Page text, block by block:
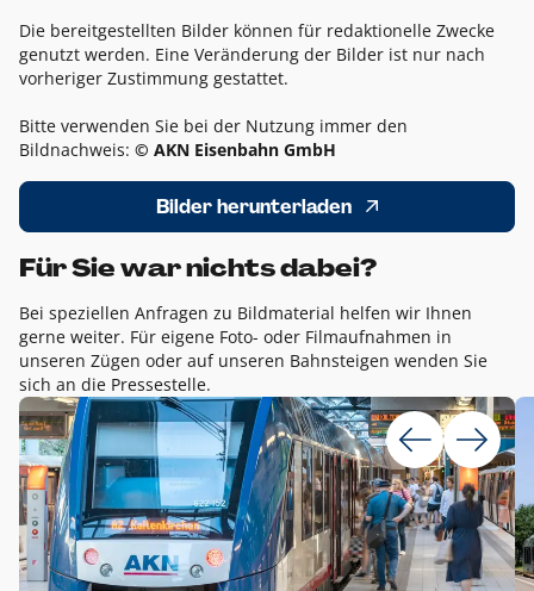
Die bereitgestellten Bilder können für redaktionelle Zwecke
genutzt werden. Eine Veränderung der Bilder ist nur nach
vorheriger Zustimmung gestattet.
Bitte verwenden Sie bei der Nutzung immer den
Bildnachweis: © AKN Eisenbahn GmbH
Bilder herunterladen
Für Sie war nichts dabei?
Bei speziellen Anfragen zu Bildmaterial helfen wir Ihnen
gerne weiter. Für eigene Foto- oder Filmaufnahmen in
unseren Zügen oder auf unseren Bahnsteigen wenden Sie
sich an die Pressestelle.